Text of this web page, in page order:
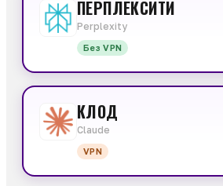
ПЕРПЛЕКСИТИ
Perplexity
Без VPN
КЛОД
Claude
VPN